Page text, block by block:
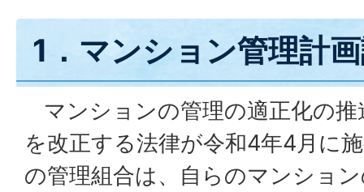
1．マンション管理計
マンションの管理の適正化の
を改正する法律が令和4年4月に
の管理組合は、自らのマンショ